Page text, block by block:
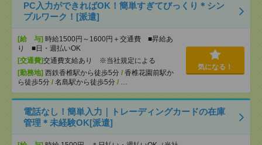
PC入力ができればOK！簡単すぎてびっくり＊シン
プルワーク！[派遣]
[給 与] 時給1500円～1600円＋交通費 ■昇給あ
り ■日・週払いOK
[交通費]交通費支給あり ※当社規定による
[勤務地] 西鉄香椎駅から徒歩5分 / 香椎花園前駅か
ら徒歩5分 / 名島駅から徒歩5分 / …
気になる！
電話なし！簡単入力｜トレーディングカードの在庫
管理＊未経験OK[派遣]